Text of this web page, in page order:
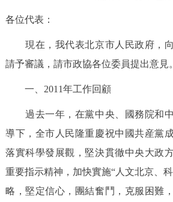
政策兌現
決策公開 專題公開
政務服務
個人服務 法人服務
便民服務 利企服務
仲介服務 陽光政務
各位代表：
現在，我代表北京市人民政府，向
請予審議，請市政協各位委員提出意見。
一、2011年工作回顧
過去一年，在黨中央、國務院和中
導下，全市人民隆重慶祝中國共産黨
落實科學發展觀，堅決貫徹中央大政
重要指示精神，加快實施“人文北京、
略，堅定信心，團結奮鬥，克服困難